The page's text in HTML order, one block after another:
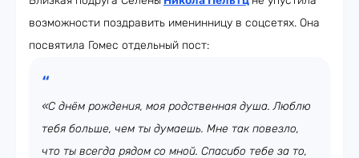
возможности поздравить именинницу в соцсетях. Она
посвятила Гомес отдельный пост:
«С днём рождения, моя родственная душа. Люблю
тебя больше, чем ты думаешь. Мне так повезло,
что ты всегда рядом со мной. Спасибо тебе за то,